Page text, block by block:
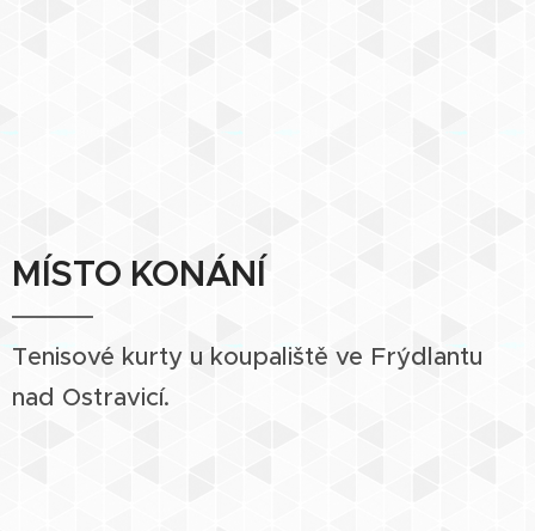
MÍSTO KONÁNÍ
Tenisové kurty u koupaliště ve Frýdlantu
nad Ostravicí.